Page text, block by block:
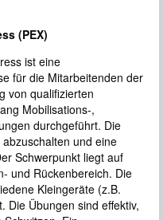
(PEX)
ist eine
für die Mitarbeitenden der
von qualifizierten
Mobilisations-,
durchgeführt. Die
und eine
Schwerpunkt liegt auf
und Rückenbereich. Die
Kleingeräte (z.B.
Die Übungen sind effektiv,